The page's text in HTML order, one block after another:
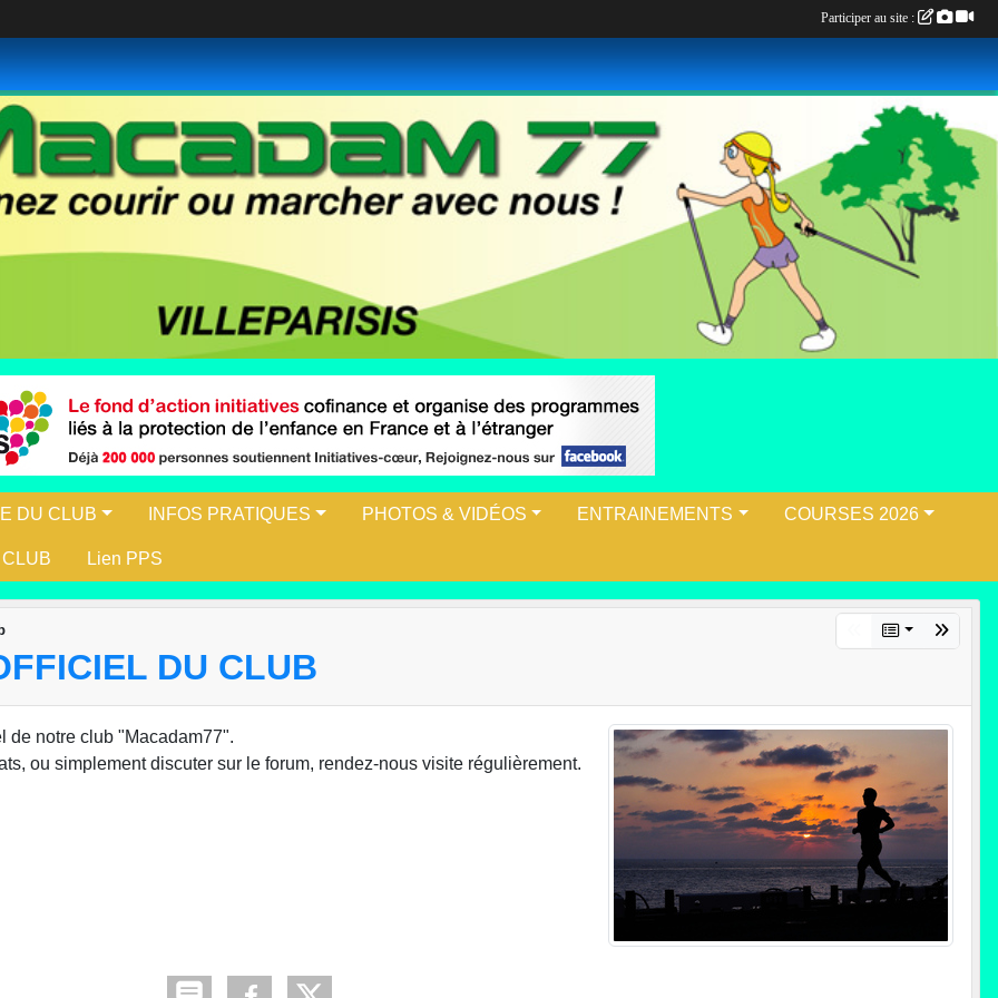
DU CLUB INFOS PRATIQUES PHOTOS & VIDÉOS ENTRAINEMENTS COURSES 2026
Lien PPS
DU CLUB
de notre club "Macadam77".
ou simplement discuter sur le forum, rendez-nous visite régulièrement.
Participer au site :